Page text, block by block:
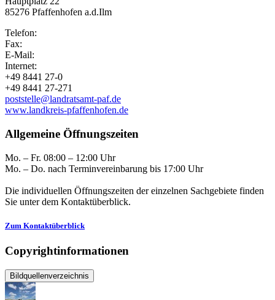
85276 Pfaffenhofen a.d.Ilm
Telefon:
Fax:
E-Mail:
Internet:
+49 8441 27-0
+49 8441 27-271
poststelle@landratsamt-paf.de
www.landkreis-pfaffenhofen.de
Allgemeine Öffnungszeiten
Mo. – Fr. 08:00 – 12:00 Uhr
Mo. – Do. nach Terminvereinbarung bis 17:00 Uhr
Die individuellen Öffnungszeiten der einzelnen Sachgebiete finden
Sie unter dem Kontaktüberblick.
Zum Kontaktüberblick
Copyrightinformationen
Bildquellenverzeichnis